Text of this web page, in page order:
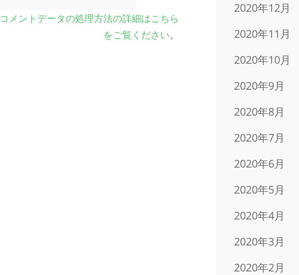
コメントデータの処理方法の詳細はこちら
をご覧ください。
2020年12月
2020年11月
2020年10月
2020年9月
2020年8月
2020年7月
2020年6月
2020年5月
2020年4月
2020年3月
2020年2月